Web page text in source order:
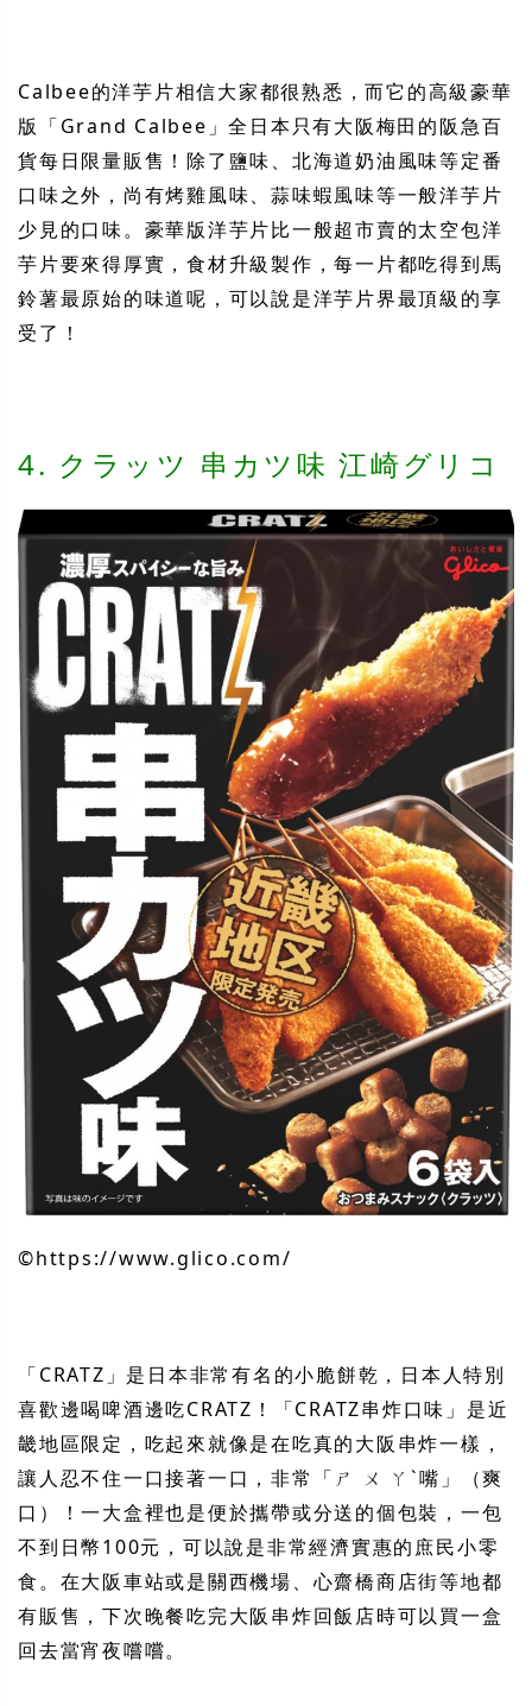
Calbee的洋芋片相信大家都很熟悉，而它的高級豪華
版「Grand Calbee」全日本只有大阪梅田的阪急百
貨每日限量販售！除了鹽味、北海道奶油風味等定番
口味之外，尚有烤雞風味、蒜味蝦風味等一般洋芋片
少見的口味。豪華版洋芋片比一般超市賣的太空包洋
芋片要來得厚實，食材升級製作，每一片都吃得到馬
鈴薯最原始的味道呢，可以說是洋芋片界最頂級的享
受了！
4. クラッツ 串カツ味 江崎グリコ
©︎https://www.glico.com/
「CRATZ」是日本非常有名的小脆餅乾，日本人特別
喜歡邊喝啤酒邊吃CRATZ！「CRATZ串炸口味」是近
畿地區限定，吃起來就像是在吃真的大阪串炸一樣，
讓人忍不住一口接著一口，非常「 ㄕ ㄨ ㄚˋ嘴」（爽
口 ）！一大盒裡也是便於攜帶或分送的個包裝，一包
不到日幣100元，可以說是非常經濟實惠的庶民小零
食。在大阪車站或是關西機場、心齋橋商店街等地都
有販售，下次晚餐吃完大阪串炸回飯店時可以買一盒
回去當宵夜嚐嚐。